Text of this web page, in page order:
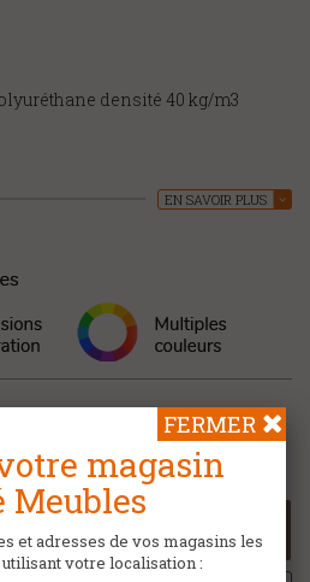
densité 40 kg/m3
EN SAVOIR PLUS
MAGASIN CÔTÉ
magasin
Meubles
et adresses de vos magasins les
votre localisation :
FERMER